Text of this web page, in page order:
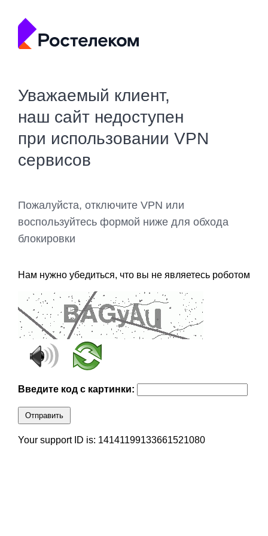
Уважаемый клиент,
наш сайт недоступен
при использовании VPN
сервисов
Пожалуйста, отключите VPN или
воспользуйтесь формой ниже для обхода
блокировки
Нам нужно убедиться, что вы не являетесь роботом
Введите код с картинки:
Отправить
Your support ID is: 14141199133661521080